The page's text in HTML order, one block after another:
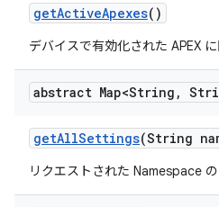
getActiveApexes()
デバイスで有効化された APEX
abstract Map<String ,
getAllSettings(String
リクエストされた Namespace